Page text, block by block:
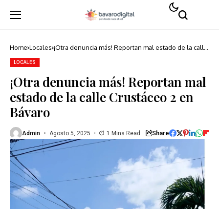
Home Locales ¡Otra denuncia más! Reportan mal estado de la calle
LOCALES
¡Otra denuncia más! Reportan mal
estado de la calle Crustáceo 2 en
Bávaro
Admin Agosto 5, 2025 1 Mins Read Share